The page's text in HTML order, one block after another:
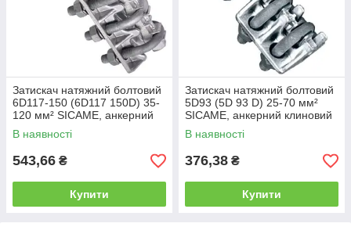
Затискач натяжний болтовий
6D117-150 (6D117 150D) 35-
120 мм² SICAME, анкерний
затискач ЛЕП
В наявності
543,66 ₴
Купити
Затискач натяжний болтовий
5D93 (5D 93 D) 25-70 мм²
SICAME, анкерний клиновий
затискач ЛЕП
В наявності
376,38 ₴
Купити